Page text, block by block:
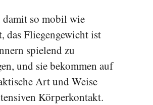
damit so mobil wie
das Fliegengewicht ist
spielend zu
und sie bekommen auf
Art und Weise
Körperkontakt.